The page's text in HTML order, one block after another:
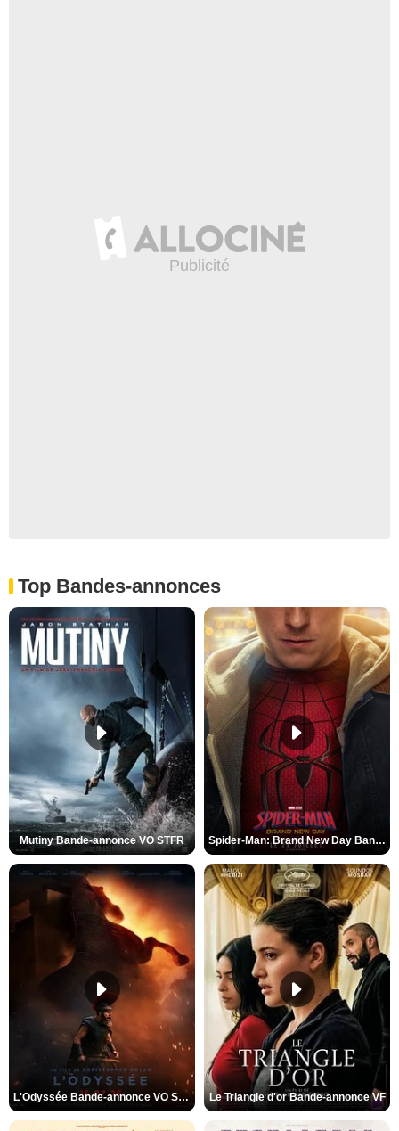
Top Bandes-annonces
Mutiny Bande-annonce VO STFR Spider-Man: Brand New Day Bande-annonce VO STFR
L'Odyssée Bande-annonce VO STFR Le Triangle d'or Bande-annonce VF